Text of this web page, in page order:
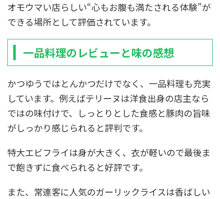
オモウマい店らしい“心もお腹も満たされる体験”が
できる場所として評価されています。
一品料理のレビューと味の感想
かつゆうではとんかつだけでなく、一品料理も充実
しています。例えばテリーヌは洋食出身の店主なら
ではの味付けで、しっとりとした食感と豚肉の旨味
がしっかり感じられると評判です。
特大エビフライは身が大きく、衣が軽いので最後ま
で飽きずに食べられると好評です。
また、常連客に人気のガーリックライスは香ばしい